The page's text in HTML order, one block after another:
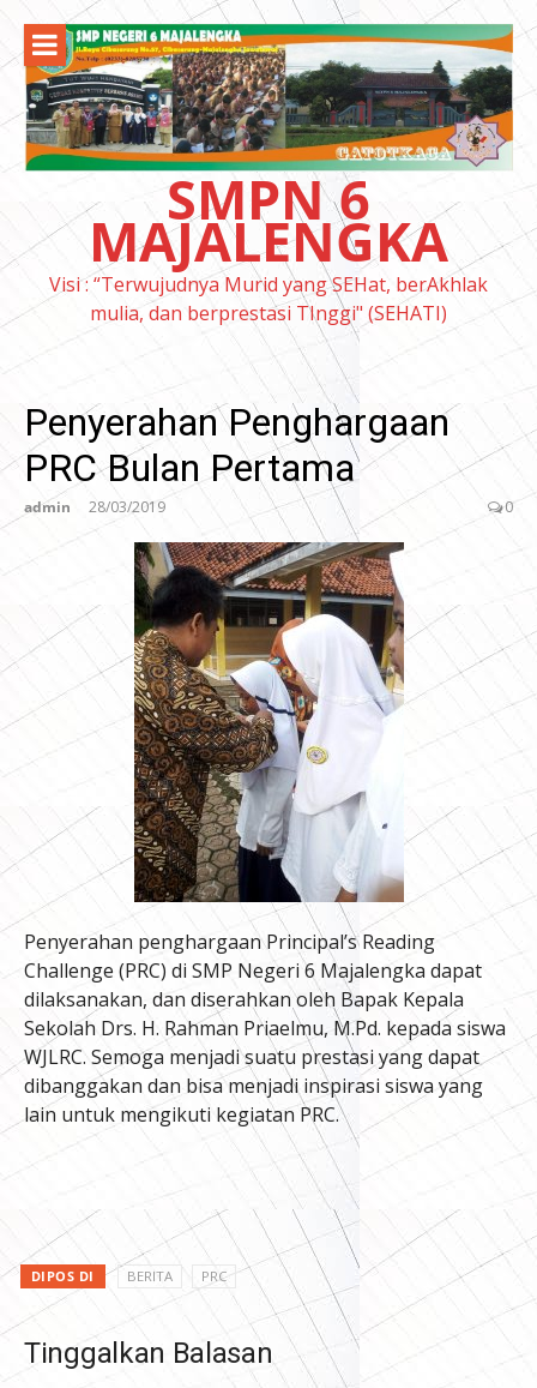
konten
SMPN 6
MAJALENGKA
Visi : “Terwujudnya Murid yang SEHat, berAkhlak
mulia, dan berprestasi TInggi" (SEHATI)
Penyerahan Penghargaan
PRC Bulan Pertama
admin 28/03/2019 0
Penyerahan penghargaan Principal’s Reading
Challenge (PRC) di SMP Negeri 6 Majalengka dapat
dilaksanakan, dan diserahkan oleh Bapak Kepala
Sekolah Drs. H. Rahman Priaelmu, M.Pd. kepada siswa
WJLRC. Semoga menjadi suatu prestasi yang dapat
dibanggakan dan bisa menjadi inspirasi siswa yang
lain untuk mengikuti kegiatan PRC.
DIPOS DI BERITA PRC
Tinggalkan Balasan